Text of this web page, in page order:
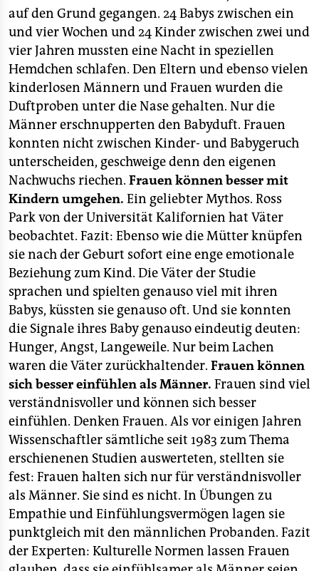
auf den Grund gegangen. 24 Babys zwischen ein
und vier Wochen und 24 Kinder zwischen zwei und
vier Jahren mussten eine Nacht in speziellen
Hemdchen schlafen. Den Eltern und ebenso vielen
kinderlosen Männern und Frauen wurden die
Duftproben unter die Nase gehalten. Nur die
Männer erschnupperten den Babyduft. Frauen
konnten nicht zwischen Kinder- und Babygeruch
unterscheiden, geschweige denn den eigenen
Nachwuchs riechen. Frauen können besser mit
Kindern umgehen. Ein geliebter Mythos. Ross
Park von der Universität Kalifornien hat Väter
beobachtet. Fazit: Ebenso wie die Mütter knüpfen
sie nach der Geburt sofort eine enge emotionale
Beziehung zum Kind. Die Väter der Studie
sprachen und spielten genauso viel mit ihren
Babys, küssten sie genauso oft. Und sie konnten
die Signale ihres Baby genauso eindeutig deuten:
Hunger, Angst, Langeweile. Nur beim Lachen
waren die Väter zurückhaltender. Frauen können
sich besser einfühlen als Männer. Frauen sind viel
verständnisvoller und können sich besser
einfühlen. Denken Frauen. Als vor einigen Jahren
Wissenschaftler sämtliche seit 1983 zum Thema
erschienenen Studien auswerteten, stellten sie
fest: Frauen halten sich nur für verständnisvoller
als Männer. Sie sind es nicht. In Übungen zu
Empathie und Einfühlungsvermögen lagen sie
punktgleich mit den männlichen Probanden. Fazit
der Experten: Kulturelle Normen lassen Frauen